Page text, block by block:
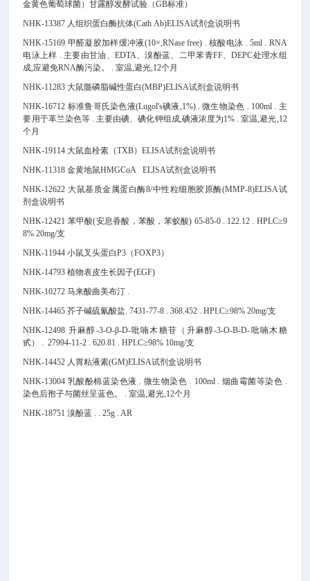
金黄色葡萄球菌）甘露醇发酵试验（GB标准）
NHK-13387 人组织蛋白酶抗体(Cath Ab)ELISA试剂盒说明书
NHK-15169 甲醛凝胶加样缓冲液(10×,RNase free) . 核酸电泳 . 5ml . RNA
电泳上样 . 主要由甘油、EDTA、溴酚蓝、二甲苯青FF、DEPC处理水组
成,应避免RNA酶污染。 . 室温,避光,12个月
NHK-11283 大鼠髓磷脂碱性蛋白(MBP)ELISA试剂盒说明书
NHK-16712 标准鲁哥氏染色液(Lugol's碘液,1%) . 微生物染色 . 100ml . 主
要用于革兰染色等 . 主要由碘、碘化钾组成,碘液浓度为1% . 室温,避光,12
个月
NHK-19114 大鼠血栓素（TXB）ELISA试剂盒说明书
NHK-11318 金黄地鼠HMGCoA ELISA试剂盒说明书
NHK-12622 大鼠基质金属蛋白酶8/中性粒细胞胶原酶(MMP-8)ELISA试
剂盒说明书
NHK-12421 苯甲酸(安息香酸，苯酸，苯蚁酸) 65-85-0 . 122.12 . HPLC≥9
8% 20mg/支
NHK-11944 小鼠叉头蛋白P3（FOXP3）
NHK-14793 植物表皮生长因子(EGF)
NHK-10272 马来酸曲美布汀 .
NHK-14465 芥子碱硫氰酸盐. 7431-77-8 . 368.452 . HPLC≥98% 20mg/支
NHK-12498 升麻醇-3-O-β-D-吡喃木糖苷（升麻醇-3-O-Β-D-吡喃木糖
甙） . 27994-11-2 . 620.81 . HPLC≥98% 10mg/支
NHK-14452 人胃粘液素(GM)ELISA试剂盒说明书
NHK-13004 乳酸酚棉蓝染色液 . 微生物染色 . 100ml . 烟曲霉菌等染色 .
染色后孢子与菌丝呈蓝色。 . 室温,避光,12个月
NHK-18751 溴酚蓝 . . 25g . AR